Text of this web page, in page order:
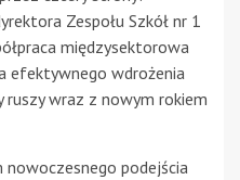
Zespołu Szkół nr 1
międzysektorowa
efektywnego wdrożenia
ruszy wraz z nowym rokiem
podejścia